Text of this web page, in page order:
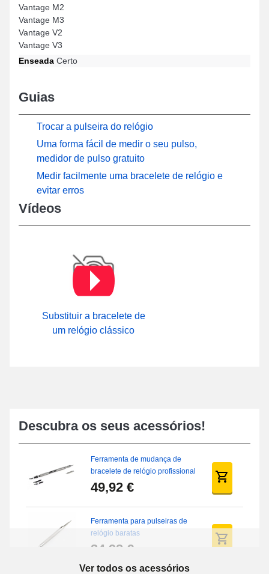
Vantage M2
Vantage M3
Vantage V2
Vantage V3
Enseada Certo
Guias
Trocar a pulseira do relógio
Uma forma fácil de medir o seu pulso,
medidor de pulso gratuito
Medir facilmente uma bracelete de relógio e
evitar erros
Vídeos
Substituir a bracelete de
um relógio clássico
Descubra os seus acessórios!
Ferramenta de mudança de
bracelete de relógio profissional
49,92 €
Ferramenta para pulseiras de
relógio baratas
34,92 €
Ver todos os acessórios